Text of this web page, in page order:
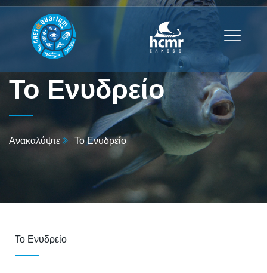
Το Ενυδρείο
Ανακαλύψτε Το Ενυδρείο
Το Ενυδρείο